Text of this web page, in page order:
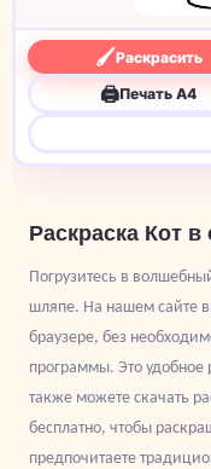
🖌Раскрасить
🖨Печать A4
Раскраска Кот
Погрузитесь в
шляпе. На нашем сайте
браузере, без
программы. Это
также можете скачать
бесплатно, чтобы
предпочитаете